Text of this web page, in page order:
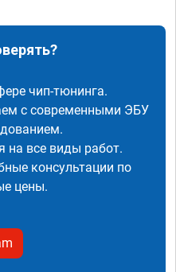
чип-тюнинга.
с современными ЭБУ
на все виды работ.
консультации по
цены.